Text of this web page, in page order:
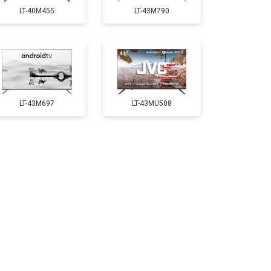
3500 ₽ Заказать
5200 ₽ Заказать
3700 ₽ Заказать
LT-40M455 LT-43M790
LT-43M697 LT-43MU508